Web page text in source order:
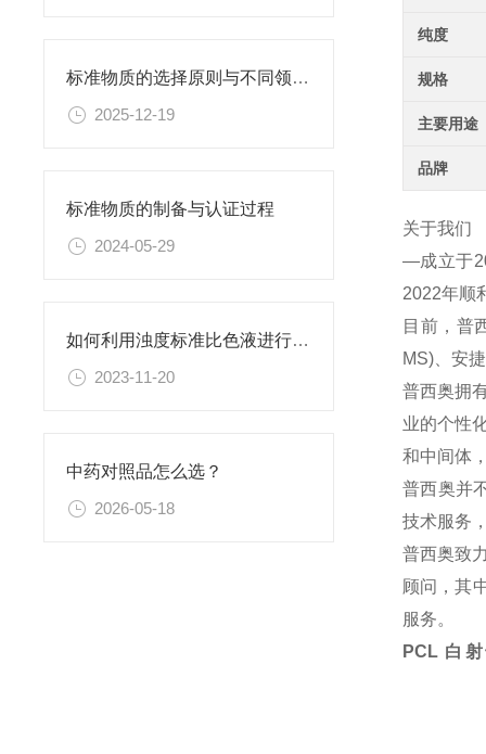
标准物质的选择原则与不同领域应用匹配性分析
2025-12-19
标准物质的制备与认证过程
2024-05-29
如何利用浊度标准比色液进行水体生态系统的研究？
2023-11-20
中药对照品怎么选？
2026-05-18
纯度
规格
主要用途
品牌
关于我们
—成立于
2022年顺
目前，普
MS)、安
普西奥拥
业的个性
和中间体
普西奥并
技术服务
普西奥致
顾问，其
服务。
PCL 白